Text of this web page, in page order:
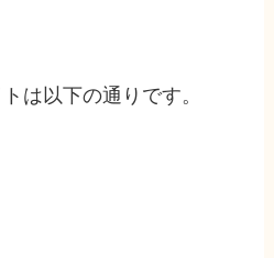
は以下の通りです。